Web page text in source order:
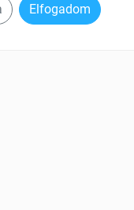
Elfogadom